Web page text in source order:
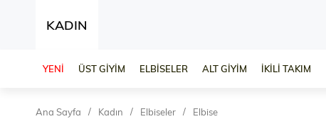
KADIN
YENİ ÜST GİYİM ELBİSELER ALT GİYİM İKİLİ TAKIM
Ana Sayfa Kadın Elbiseler Elbise